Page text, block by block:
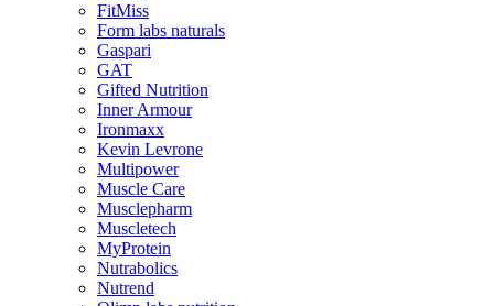
FitMiss
Form labs naturals
Gaspari
GAT
Gifted Nutrition
Inner Armour
Ironmaxx
Kevin Levrone
Multipower
Muscle Care
Musclepharm
Muscletech
MyProtein
Nutrabolics
Nutrend